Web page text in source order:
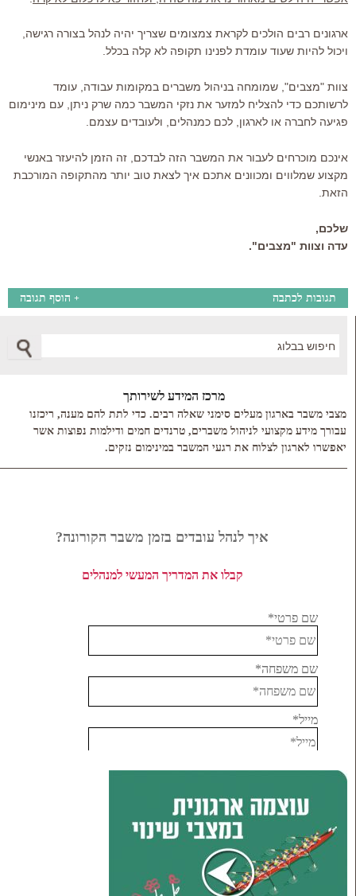
ארגונים רבים הולכים לקראת צמצומים שצריך יהיה לנהל בצורה רגישה,
ויכול להיות שעוד עומדת לפנינו תקופה לא קלה בכלל.
צוות "מצבים", שמומחה בניהול משברים במקומות עבודה, עומד
לרשותכם כדי להצליח למזער את נזקי המשבר כמה שרק ניתן, עם מינימום
פגיעה לחברה או לארגון, לכם כמנהלים, ולעובדים עצמם.
אינכם מוכרחים לעבור את המשבר הזה לבדכם, זה הזמן להיעזר באנשי
מקצוע שמלווים ומכוונים אתכם איך לצאת טוב יותר מהתקופה המורכבת
הזאת.
שלכם,
עדה וצוות "מצבים".
תגובות לכתבה + הוסף תגובה
מרכז המידע לשירותך
מצבי משבר בארגון מעלים סימני שאלה רבים. כדי לתת להם מענה, ריכזנו
עבורך מידע מקצועי לניהול משברים, טרנדים חמים ודילמות נפוצות אשר
יאפשרו לארגון לצלוח את רגעי המשבר במינימום נזקים.